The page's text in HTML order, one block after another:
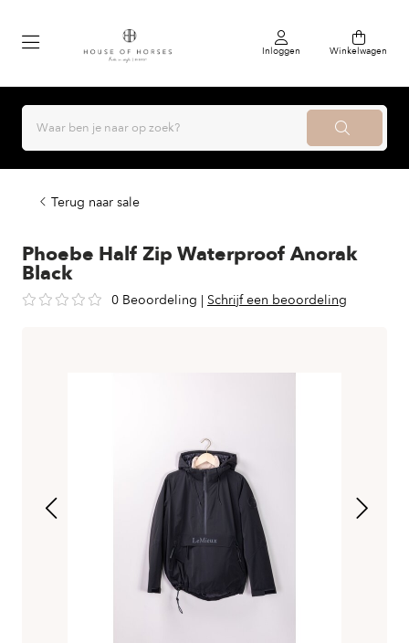
Inloggen Winkelwagen
Terug naar sale
Phoebe Half Zip Waterproof Anorak
Black
0 Beoordeling | Schrijf een beoordeling